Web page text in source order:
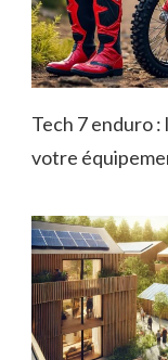
Tech 7 enduro
votre